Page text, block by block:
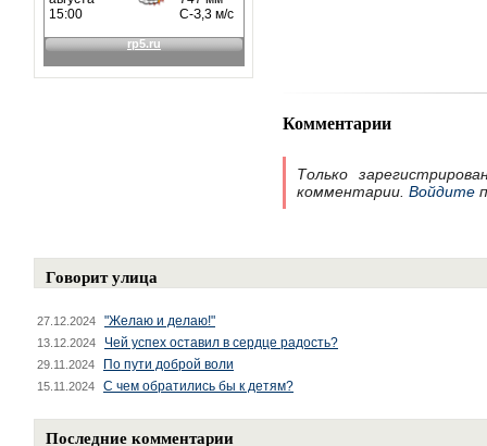
Комментарии
Только
комментарии. Войдите
Говорит улица
27.12.2024 "Желаю и делаю!"
13.12.2024 Чей успех оставил в сердце радость?
29.11.2024 По пути доброй воли
15.11.2024 С чем обратились бы к детям?
Последние комментарии